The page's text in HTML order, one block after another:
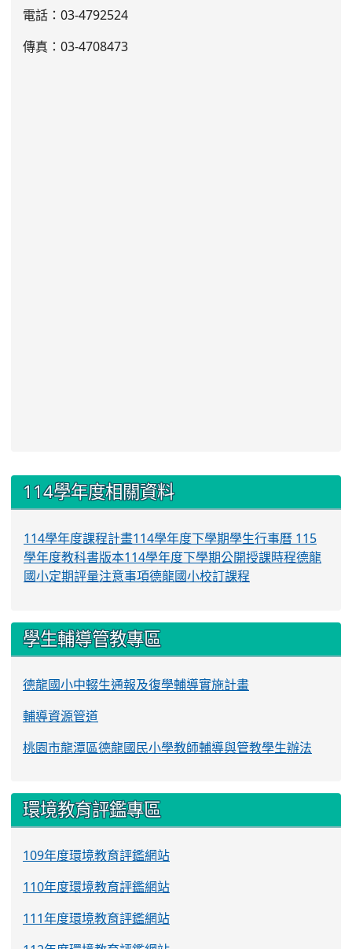
電話：03-4792524
傳真：03-4708473
::: 114學年度相關資料
114學年度課程計畫114學年度下學期學生行事曆 115
學年度教科書版本114學年度下學期公開授課時程德龍
國小定期評量注意事項德龍國小校訂課程
學生輔導管教專區
德龍國小中輟生通報及復學輔導實施計畫
輔導資源管道
桃園市龍潭區德龍國民小學教師輔導與管教學生辦法
環境教育評鑑專區
109年度環境教育評鑑網站
110年度環境教育評鑑網站
111年度環境教育評鑑網站